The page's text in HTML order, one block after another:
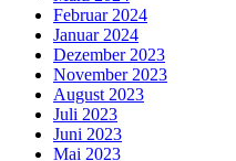
Februar 2024
Januar 2024
Dezember 2023
November 2023
August 2023
Juli 2023
Juni 2023
Mai 2023